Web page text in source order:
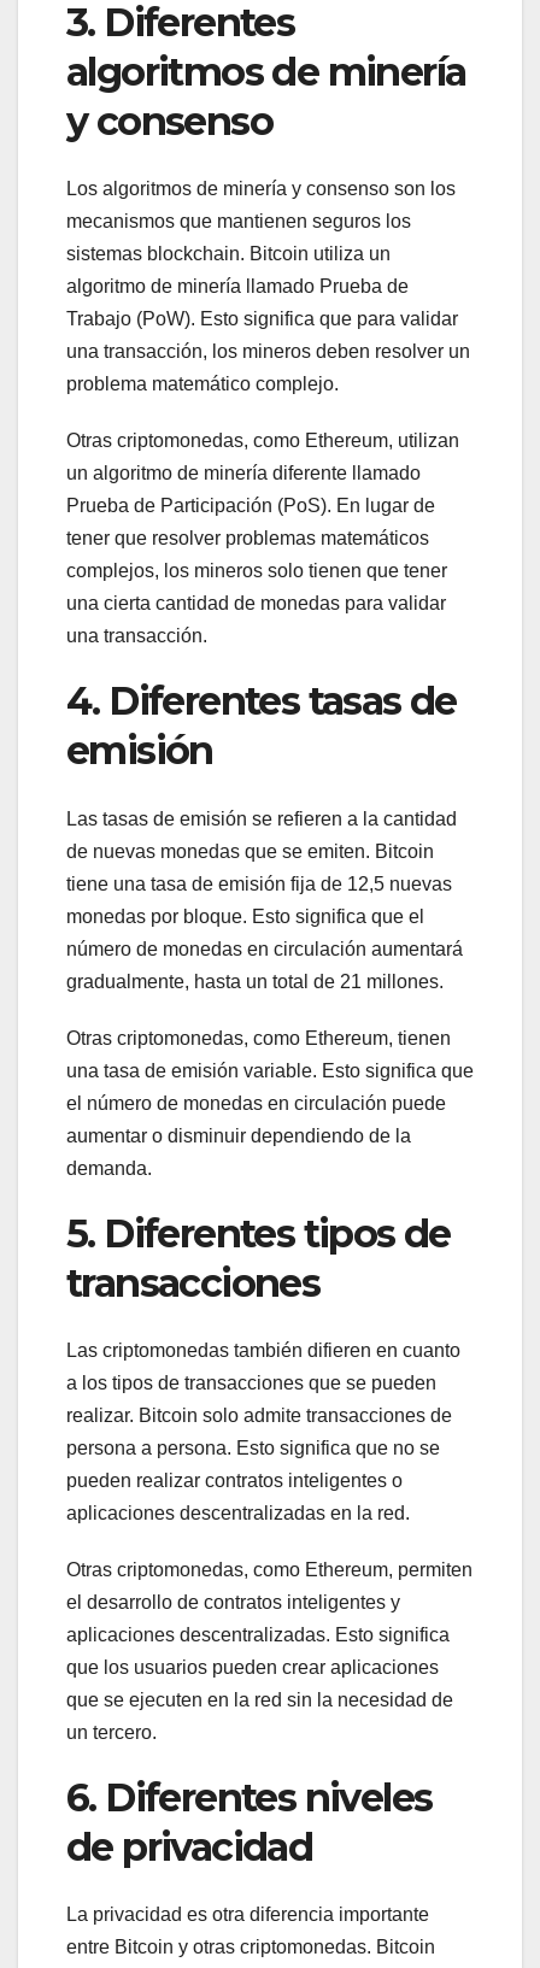
3. Diferentes
algoritmos de minería
y consenso
Los algoritmos de minería y consenso son los
mecanismos que mantienen seguros los
sistemas blockchain. Bitcoin utiliza un
algoritmo de minería llamado Prueba de
Trabajo (PoW). Esto significa que para validar
una transacción, los mineros deben resolver un
problema matemático complejo.
Otras criptomonedas, como Ethereum, utilizan
un algoritmo de minería diferente llamado
Prueba de Participación (PoS). En lugar de
tener que resolver problemas matemáticos
complejos, los mineros solo tienen que tener
una cierta cantidad de monedas para validar
una transacción.
4. Diferentes tasas de
emisión
Las tasas de emisión se refieren a la cantidad
de nuevas monedas que se emiten. Bitcoin
tiene una tasa de emisión fija de 12,5 nuevas
monedas por bloque. Esto significa que el
número de monedas en circulación aumentará
gradualmente, hasta un total de 21 millones.
Otras criptomonedas, como Ethereum, tienen
una tasa de emisión variable. Esto significa que
el número de monedas en circulación puede
aumentar o disminuir dependiendo de la
demanda.
5. Diferentes tipos de
transacciones
Las criptomonedas también difieren en cuanto
a los tipos de transacciones que se pueden
realizar. Bitcoin solo admite transacciones de
persona a persona. Esto significa que no se
pueden realizar contratos inteligentes o
aplicaciones descentralizadas en la red.
Otras criptomonedas, como Ethereum, permiten
el desarrollo de contratos inteligentes y
aplicaciones descentralizadas. Esto significa
que los usuarios pueden crear aplicaciones
que se ejecuten en la red sin la necesidad de
un tercero.
6. Diferentes niveles
de privacidad
La privacidad es otra diferencia importante
entre Bitcoin y otras criptomonedas. Bitcoin